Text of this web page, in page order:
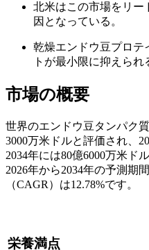
北米はこの市場をリー
因となっている。
乾燥エンドウ豆プロテ
トが最小限に抑えられ
市場の概要
世界のエンドウ豆タンパク
3000万米ドルと評価され、
2034年には80億6000万米ド
2026年から2034年の予測期
（CAGR）は12.78%です。
栄養満点